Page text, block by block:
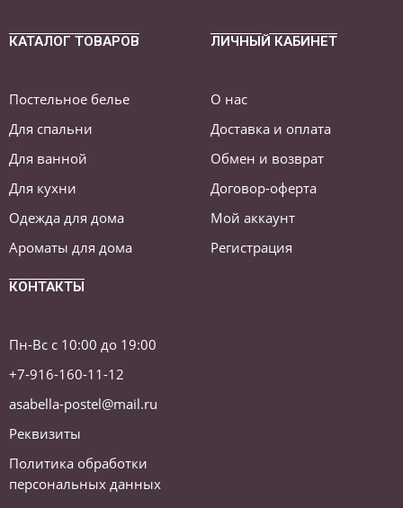
КАТАЛОГ ТОВАРОВ
Постельное белье
Для спальни
Для ванной
Для кухни
Одежда для дома
Ароматы для дома
ЛИЧНЫЙ КАБИНЕТ
О нас
Доставка и оплата
Обмен и возврат
Договор-оферта
Мой аккаунт
Регистрация
КОНТАКТЫ
Пн-Вс с 10:00 до 19:00
+7-916-160-11-12
asabella-postel@mail.ru
Реквизиты
Политика обработки
персональных данных